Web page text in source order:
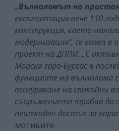
„Вълноломът на
експлоатация вече 110
конструкция, което
модернизация“, се казва в
проект на ДППИ. „С
Морска гара-Бургас в
функциите на вълнолома
осигуряване на спокойни
съоръжението трябва да
пешеходен достъп за
мотивите.